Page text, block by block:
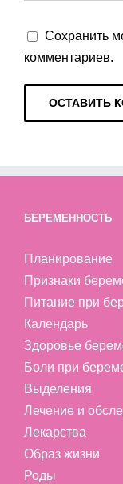
Сохранить
комментариев.
БЕРЕМЕННОСТЬ
Планирование
Признаки
Питание при
Календарь
Здоровье
Боли при
Выделения
Лечение и
Лекарства
Образ жизни
Роды